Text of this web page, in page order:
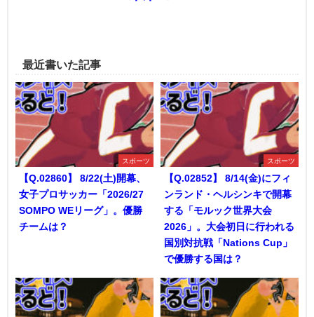
最近書いた記事
スポーツ
【Q.02860】 8/22(土)開幕、
女子プロサッカー「2026/27
SOMPO WEリーグ」。優勝
チームは？
スポーツ
【Q.02852】 8/14(金)にフィ
ンランド・ヘルシンキで開幕
する「モルック世界大会
2026」。大会初日に行われる
国別対抗戦「Nations Cup」
で優勝する国は？